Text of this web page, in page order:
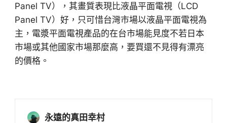
Panel TV），其畫質表現比液晶平面電視（LCD
Panel TV）好，只可惜台灣市場以液晶平面電視為
主，電漿平面電視產品的在台市場能見度不若日本
市場或其他國家市場那麼高，要買還不見得有漂亮
的價格。
永遠的真田幸村